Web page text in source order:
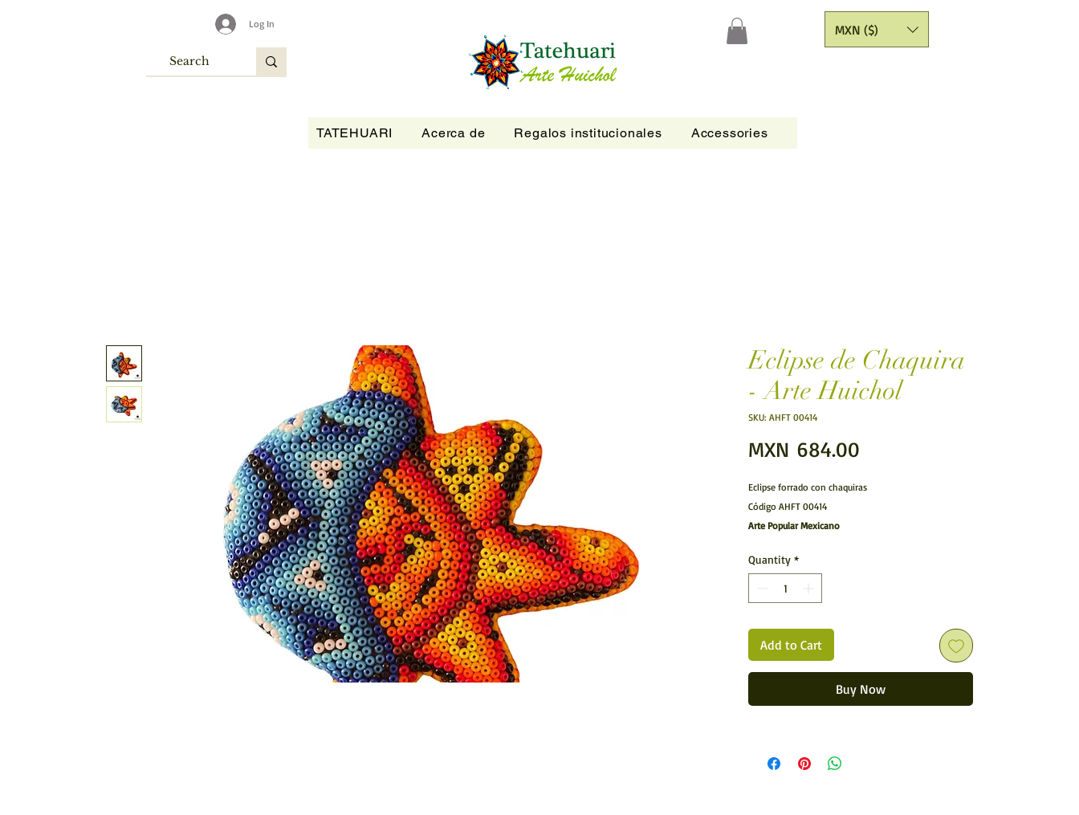
Log In MXN ($)
TATEHUARI Acerca de Regalos institucionales Accessories
Eclipse de Chaquira
- Arte Huichol
SKU: AHFT 00414
MXN 684.00
Eclipse forrado con chaquiras
Código AHFT 00414
Arte Popular Mexicano
y forrada con diminutas cuentas de chaquira.
Características:
Articulo hecho a mano
L: 10 cms ( 3.93701 inches)
A: 1 cms ( .39 inches)
Forrado con chaquiras
Quantity *
Add to Cart
Buy Now